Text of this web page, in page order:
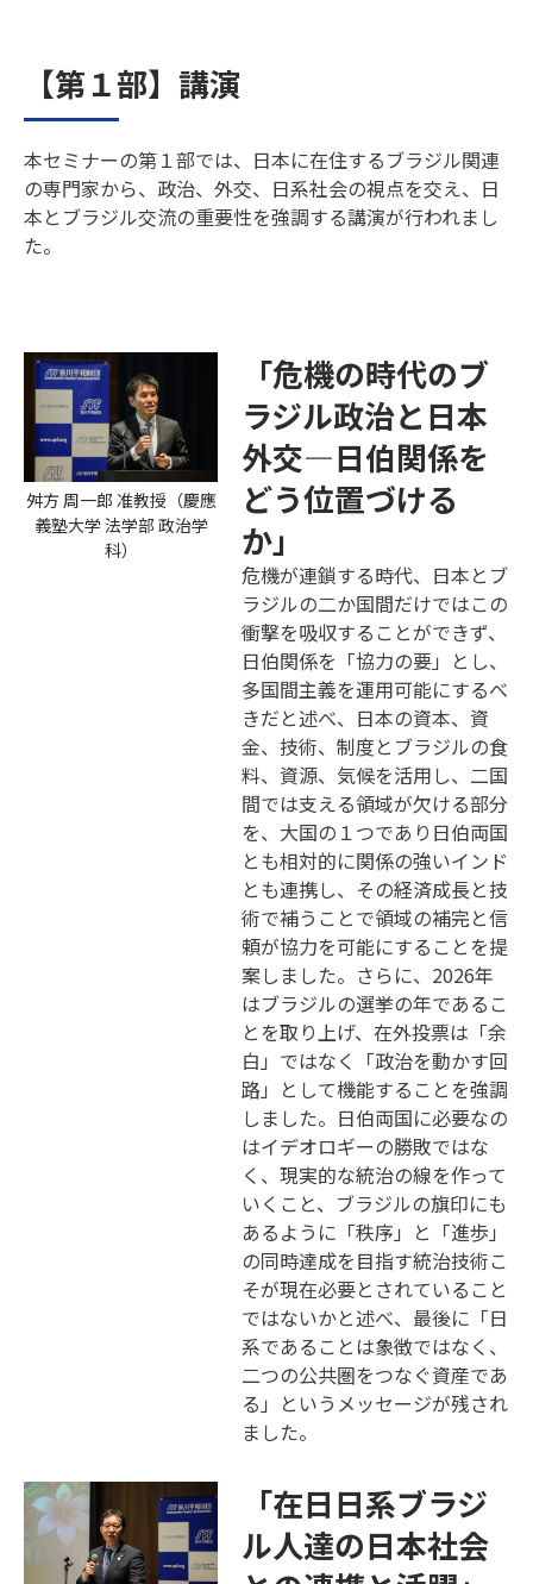
【第１部】講演
本セミナーの第１部では、日本に在住するブラジル関連
の専門家から、政治、外交、日系社会の視点を交え、日
本とブラジル交流の重要性を強調する講演が行われまし
た。
舛方 周一郎 准教授（慶應
義塾大学 法学部 政治学
科）
「危機の時代のブ
ラジル政治と日本
外交―日伯関係を
どう位置づける
か」
危機が連鎖する時代、日本とブ
ラジルの二か国間だけではこの
衝撃を吸収することができず、
日伯関係を「協力の要」とし、
多国間主義を運用可能にするべ
きだと述べ、日本の資本、資
金、技術、制度とブラジルの食
料、資源、気候を活用し、二国
間では支える領域が欠ける部分
を、大国の１つであり日伯両国
とも相対的に関係の強いインド
とも連携し、その経済成長と技
術で補うことで領域の補完と信
頼が協力を可能にすることを提
案しました。さらに、2026年
はブラジルの選挙の年であるこ
とを取り上げ、在外投票は「余
白」ではなく「政治を動かす回
路」として機能することを強調
しました。日伯両国に必要なの
はイデオロギーの勝敗ではな
く、現実的な統治の線を作って
いくこと、ブラジルの旗印にも
あるように「秩序」と「進歩」
の同時達成を目指す統治技術こ
そが現在必要とされていること
ではないかと述べ、最後に「日
系であることは象徴ではなく、
二つの公共圏をつなぐ資産であ
る」というメッセージが残され
ました。
「在日日系ブラジ
ル人達の日本社会